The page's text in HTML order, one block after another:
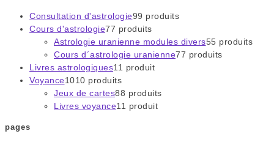
Consultation d'astrologie99 produits
Cours d'astrologie77 produits
Astrologie uranienne modules divers55 produits
Cours d´astrologie uranienne77 produits
Livres astrologiques1 1 produit
Voyance1010 produits
Jeux de cartes88 produits
Livres voyance1 1 produit
pages